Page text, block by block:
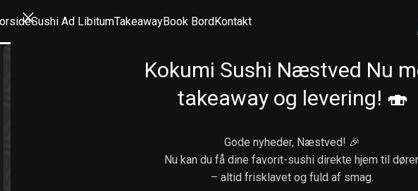
Kokumi Sushi Næstved Nu
takeaway og levering! 🍣
Gode nyheder, Næstved! 🎉
Nu kan du få dine favorit-sushi direkte hjem til
– altid frisklavet og fuld af smag.
Sushi Ad LibitumTakeawayBook BordKontakt